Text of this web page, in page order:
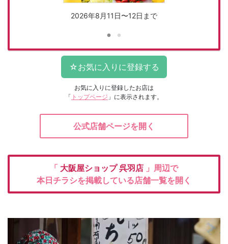
2026年8月11日〜12日まで
お気に入りに登録したお店は
「 トップページ 」に表示されます。
公式店舗ページを開く
「 大阪屋ショップ呉羽店 」周辺で
本日チラシを掲載している店舗一覧を開く